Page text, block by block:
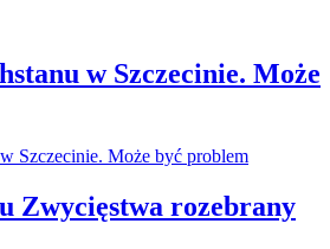
w Szczecinie. Może
Zwycięstwa rozebrany